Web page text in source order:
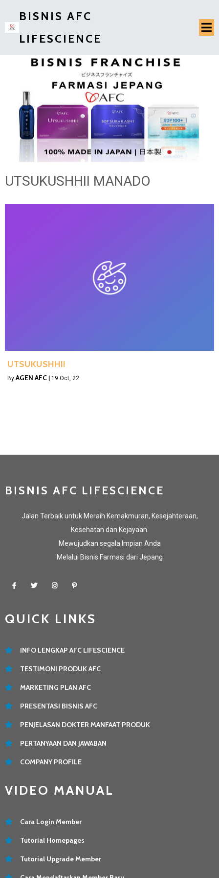
BISNIS AFC
LIFESCIENCE
UTSUKUSHHII MANADO
UTSUKUSHHII
By AGEN AFC | 19 Oct, 22
BISNIS AFC LIFESCIENCE
Jalan Terbaik untuk Meraih Kemakmuran, Kesejahteraan,
Kesehatan dan Kejayaan.
Mewujudkan segala Impian Anda
Melalui Bisnis Farmasi dari Jepang
QUICK LINKS
INFO LENGKAP AFC LIFESCIENCE
TESTIMONI PRODUK AFC
MARKETING PLAN AFC
PRESENTASI BISNIS AFC
PENJELASAN DOKTER MANFAAT PRODUK
PERTANYAAN DAN JAWABAN
COMPANY PROFILE
VIDEO MANUAL
Cara Login Member
Tutorial Homepages
Tutorial Upgrade Member